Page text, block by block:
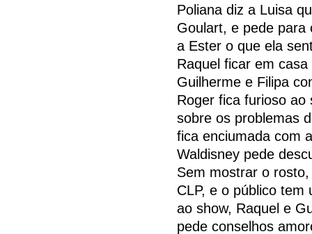
Poliana diz a Luisa
Goulart, e pede para
a Ester o que ela
Raquel ficar em
Guilherme e Filipa
Roger fica furioso
sobre os problemas
fica enciumada com
Waldisney pede
Sem mostrar o
CLP, e o público tem
ao show, Raquel e
pede conselhos